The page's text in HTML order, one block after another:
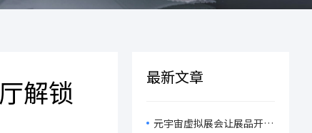
解锁
最新文章
元宇宙虚拟展会让展品开口